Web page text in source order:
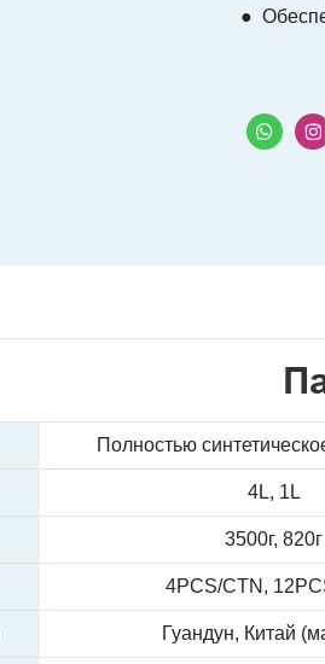
●
Полностью
4L, 1L
3500г, 820г
4PCS/CTN,
Гуандун, Китай